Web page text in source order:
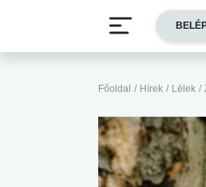
Főoldal / Hírek / Lélek /